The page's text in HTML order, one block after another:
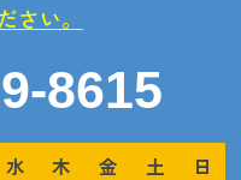
さい。
8615
水 木 金 土
日